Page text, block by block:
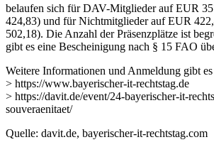
belaufen sich für DAV-Mitglieder auf EUR
424,83) und für Nichtmitglieder auf EUR
502,18). Die Anzahl der Präsenzplätze ist
gibt es eine Bescheinigung nach § 15 FAO
Weitere Informationen und Anmeldung gibt es
> https://www.bayerischer-it-rechtstag.de
> https://davit.de/event/24-bayerischer-it-
souveraenitaet/
Quelle: davit.de, bayerischer-it-rechtstag.com